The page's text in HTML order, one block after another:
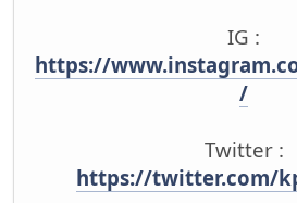
IG :
https://
/
Twitter :
https://twitter.com/